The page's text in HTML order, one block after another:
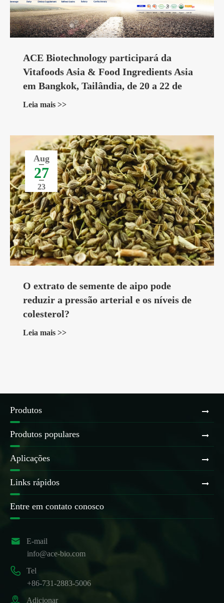
ACE Biotechnology participará da
Vitafoods Asia & Food Ingredients Asia
em Bangkok, Tailândia, de 20 a 22 de
setembro de 2023
Leia mais >>
Aug
27
23
O extrato de semente de aipo pode
reduzir a pressão arterial e os níveis de
colesterol?
Leia mais >>
Produtos
Produtos populares
Aplicações
Links rápidos
Entre em contato conosco

E-mail
info@ace-bio.com

Tel
+86-731-2883-5006
 Adicionar